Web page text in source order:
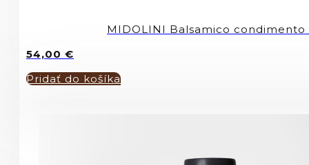
MIDOLINI Balsamico condimento
54,00 €
Pridať do košíka